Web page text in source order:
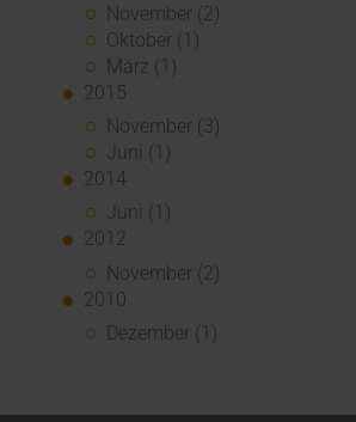
November (2)
Oktober (1)
März (1)
2015
November (3)
Juni (1)
2014
Juni (1)
2012
November (2)
2010
Dezember (1)